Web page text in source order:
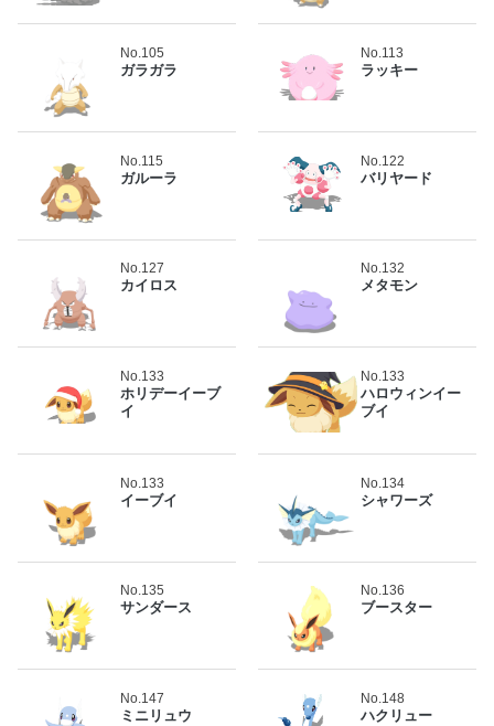
No.105
ガラガラ
No.113
ラッキー
No.115
ガルーラ
No.122
バリヤード
No.127
カイロス
No.132
メタモン
No.133
ホリデーイーブ
イ
No.133
ハロウィンイー
ブイ
No.133
イーブイ
No.134
シャワーズ
No.135
サンダース
No.136
ブースター
No.147
ミニリュウ
No.148
ハクリュー